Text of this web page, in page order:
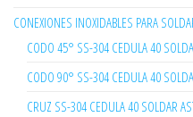
CONEXIONES INOXIDABLES PARA
CODO 45° SS-304 CEDULA 40
CODO 90° SS-304 CEDULA 40
CRUZ SS-304 CEDULA 40 SOLDAR